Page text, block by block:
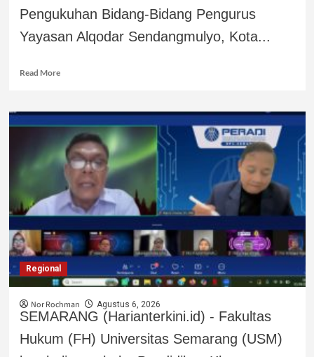
Pengukuhan Bidang-Bidang Pengurus
Yayasan Alqodar Sendangmulyo, Kota...
Read More
Regional
Nor Rochman Agustus 6, 2026
SEMARANG (Harianterkini.id) - Fakultas
Hukum (FH) Universitas Semarang (USM)